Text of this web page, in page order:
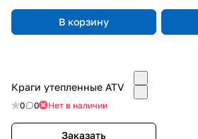
В корзину
Краги утепленные ATV
0 0 Нет в наличии
Заказать